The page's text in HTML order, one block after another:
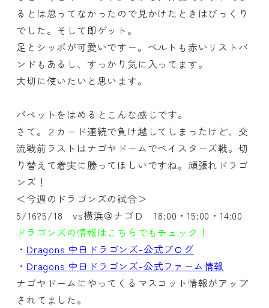
るとは思ってなかったので見かけたときはびっくり
でした。そして即ゲット。
足とシッポが可愛いですー。ベルトも赤いリストバ
ンドもあるし、すっかり気に入ってます。
大切に使いたいと思います。
パペットをはめるとこんな感じです。
さて。２カード連続で負け越してしまったけど、交
流戦前ラストはナゴヤドームでベイスターズ戦。切
り替えて着実に勝ってほしいですね。頑張れドラゴ
ンズ！
＜今週のドラゴンズの試合＞
5/16?5/18 vs横浜＠ナゴＤ 18:00・15:00・14:00
ドラゴンズの情報はこちらでもチェック！
・ Dragons 中日ドラゴンズ-公式ブログ
・ Dragons 中日ドラゴンズ-公式ファーム情報
ナゴヤドームにやってくるマスコット情報がアップ
されてました。